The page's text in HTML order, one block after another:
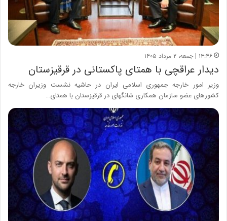
۱۳:۴۶ | جمعه، ۲ مرداد ۱۴۰۵
دیدار عراقچی با همتای پاکستانی در قرقیزستان
وزیر امور خارجه جمهوری اسلامی ایران در حاشیه نشست وزیران خارجه
کشورهای عضو سازمان همکاری شانگهای در قرقیزستان با همتای…